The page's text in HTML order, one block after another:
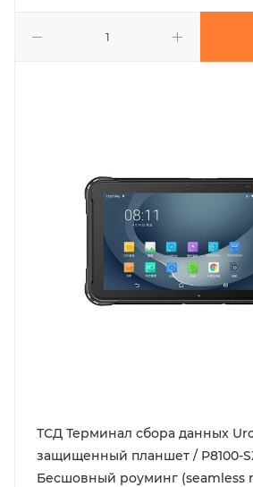
ТСД Терминал сбора данных
защищенный планшет / P8100-
Бесшовный роуминг (seamless